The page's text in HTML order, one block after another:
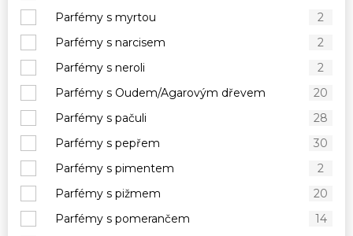
Parfémy s myrtou
2
Parfémy s narcisem
2
Parfémy s neroli
2
Parfémy s Oudem/Agarovým dřevem
20
Parfémy s pačuli
28
Parfémy s pepřem
30
Parfémy s pimentem
2
Parfémy s pižmem
20
Parfémy s pomerančem
14